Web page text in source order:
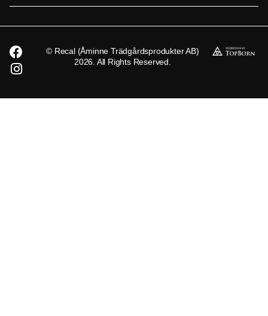
© Recal (Åminne Trädgårdsprodukter AB)
2026. All Rights Reserved.